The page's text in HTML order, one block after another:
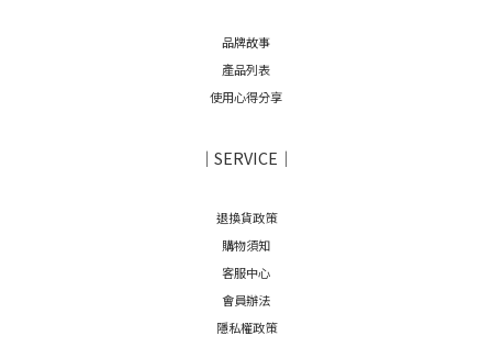
品牌故事
產品列表
使用心得分享
｜SERVICE｜
退換貨政策
購物須知
客服中心
會員辦法
隱私權政策